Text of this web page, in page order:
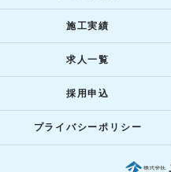
施工実績
求人一覧
採用申込
プライバシーポリシー